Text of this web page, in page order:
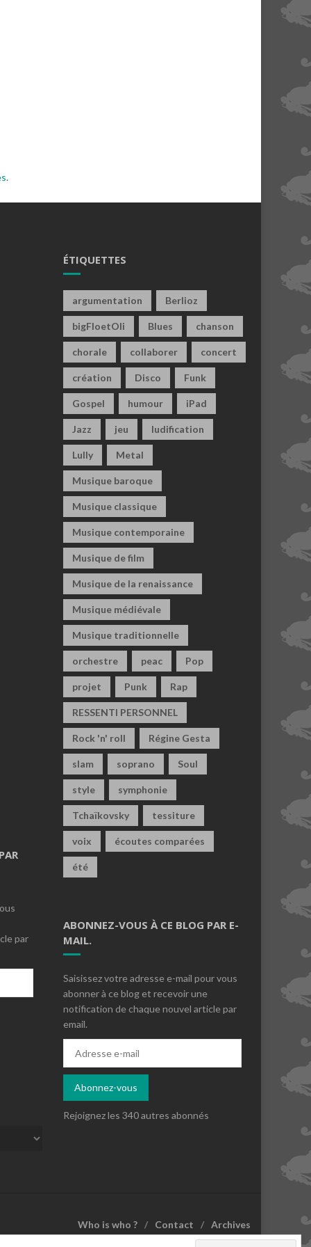
.
par
ÉTIQUETTES
argumentation Berlioz
bigFloetOli Blues chanson
chorale collaborer concert
création Disco Funk
Gospel humour iPad
Jazz jeu ludification
Lully Metal
Musique baroque
Musique classique
Musique contemporaine
Musique de film
Musique de la renaissance
Musique médiévale
Musique traditionnelle
orchestre peac Pop
projet Punk Rap
RESSENTI PERSONNEL
Rock 'n' roll Régine Gesta
slam soprano Soul
style symphonie
Tchaïkovsky tessiture
voix écoutes comparées
été
ABONNEZ-VOUS À CE BLOG PAR E-
MAIL.
Saisissez votre adresse e-mail pour vous
abonner à ce blog et recevoir une
notification de chaque nouvel article par
email.
mail
Abonnez-vous
Rejoignez les 340 autres abonnés
Who is who ? Contact Archives